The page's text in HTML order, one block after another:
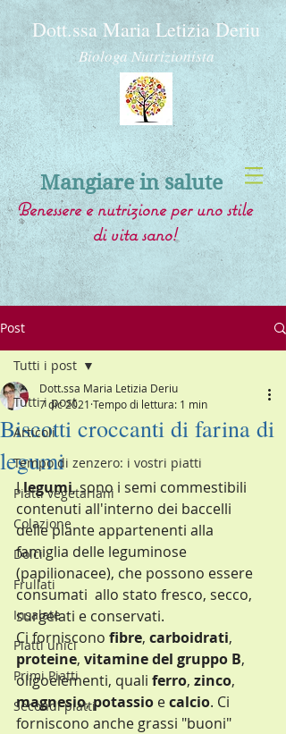
Dott.ssa Maria Letizia Deriu
Biologa Nutrizionista
Mangiare in salute
Benessere e nutrizione per uno stile
di vita sano!
Post
Tutti i post
Articoli
Tempo di zenzero: i vostri piatti
Piatti vegetariani
Colazione
Dolci
Frullati
Insalate
Piatti unici
Primi Piatti
Secondi piatti
Tutti i post
Biscotti croccanti di farina di
legumi
Dott.ssa Maria Letizia Deriu
7 dic 2021 Tempo di lettura: 1 min
I legumi, sono i semi commestibili
contenuti all'interno dei baccelli
delle piante appartenenti alla
famiglia delle leguminose
(papilionacee), che possono essere
consumati  allo stato fresco, secco,
surgelati e conservati.
Ci forniscono fibre, carboidrati,
proteine, vitamine del gruppo B,
oligoelementi, quali ferro, zinco,
magnesio, potassio e calcio. Ci
forniscono anche grassi "buoni"